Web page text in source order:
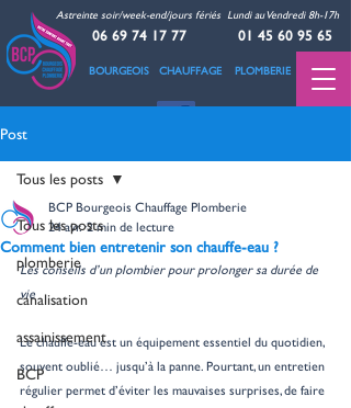
BOURGEOIS CHAUFFAGE PLOMBERIE
Astreinte soir/week-end/jours fériés
06 69 74 17 77
Lundi au Vendredi 8h-17h
01 45 60 95 65
Post
Tous les posts
plomberie
canalisation
assainissement
BCP
Tous les posts
Comment bien entretenir son chauffe-eau ?
BCP Bourgeois Chauffage Plomberie
24 avr. 2 min de lecture
Les conseils d’un plombier pour prolonger sa durée de
vie
Le chauffe-eau est un équipement essentiel du quotidien,
souvent oublié… jusqu’à la panne. Pourtant, un entretien
régulier permet d’éviter les mauvaises surprises, de faire